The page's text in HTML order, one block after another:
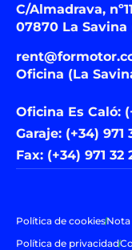
C/Almadrava,
07870 La
Oficina (La
Oficina Es Caló:
Garaje: (+34) 971
Fax: (+34) 971 32
Política de cookiesNota
Política de privacidad